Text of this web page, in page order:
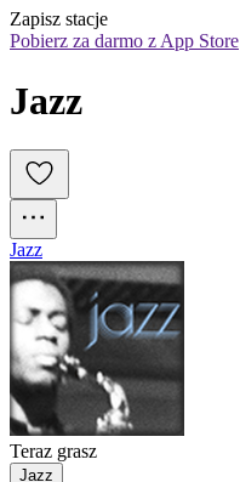
Zapisz stacje
Pobierz za darmo z App Store
Jazz
Jazz
Teraz grasz
Jazz